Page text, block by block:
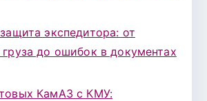
экспедитора: от
до ошибок в документах
КамАЗ с КМУ: